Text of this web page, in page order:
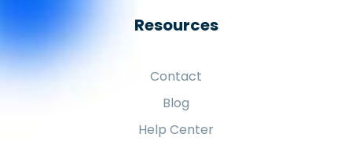
Resources
Contact
Blog
Help Center